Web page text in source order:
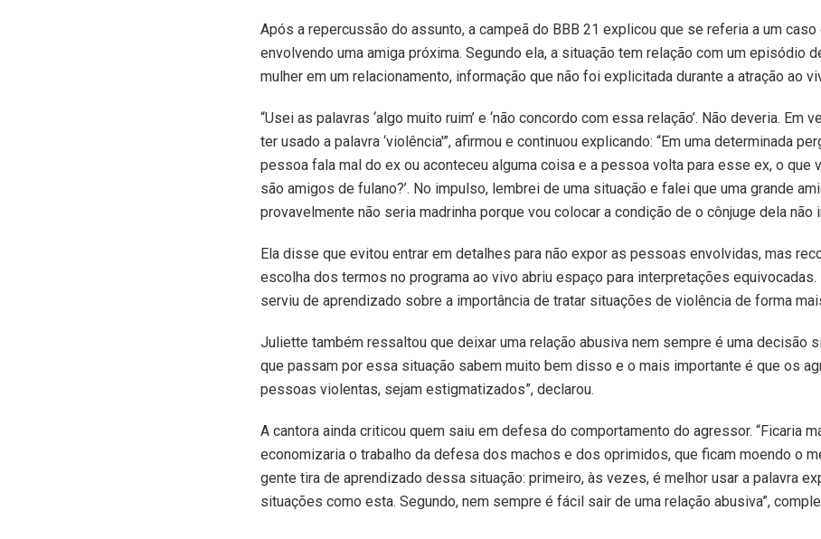
Após a repercussão do assunto, a campeã do BBB 21 explicou que se referia a um
envolvendo uma amiga próxima. Segundo ela, a situação tem relação com um episódio
mulher em um relacionamento, informação que não foi explicitada durante a atração ao
“Usei as palavras ‘algo muito ruim’ e ‘não concordo com essa relação’. Não deveria. Em
ter usado a palavra ‘violência'”, afirmou e continuou explicando: “Em uma determinada
pessoa fala mal do ex ou aconteceu alguma coisa e a pessoa volta para esse ex, o que
são amigos de fulano?’. No impulso, lembrei de uma situação e falei que uma grande
provavelmente não seria madrinha porque vou colocar a condição de o cônjuge dela não
Ela disse que evitou entrar em detalhes para não expor as pessoas envolvidas, mas
escolha dos termos no programa ao vivo abriu espaço para interpretações
serviu de aprendizado sobre a importância de tratar situações de violência de forma
Juliette também ressaltou que deixar uma relação abusiva nem sempre é uma decisão
que passam por essa situação sabem muito bem disso e o mais importante é que os
pessoas violentas, sejam estigmatizados”, declarou.
A cantora ainda criticou quem saiu em defesa do comportamento do agressor. “Ficaria
economizaria o trabalho da defesa dos machos e dos oprimidos, que ficam moendo o
gente tira de aprendizado dessa situação: primeiro, às vezes, é melhor usar a palavra
situações como esta. Segundo, nem sempre é fácil sair de uma relação abusiva”,